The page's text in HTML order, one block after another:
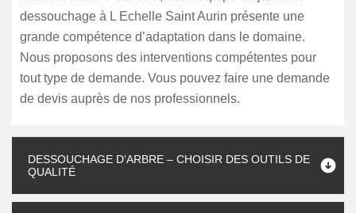
dessouchage à L Echelle Saint Aurin présente une
grande compétence d’adaptation dans le domaine.
Nous proposons des interventions compétentes pour
tout type de demande. Vous pouvez faire une demande
de devis auprès de nos professionnels.
DESSOUCHAGE D'ARBRE – CHOISIR DES OUTILS DE
QUALITÉ